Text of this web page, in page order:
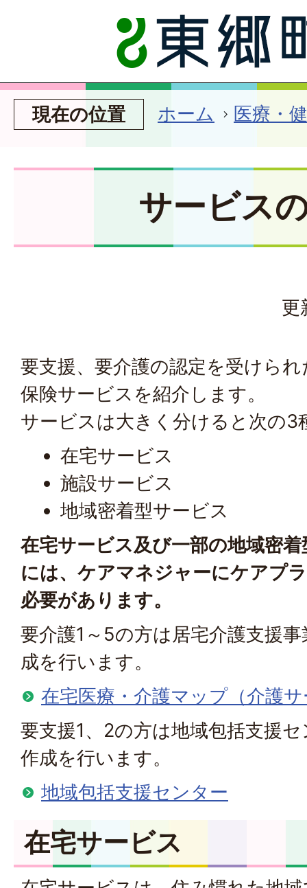
現在の位置 ホーム 医療・
サービス
更
要支援、要介護の認定を受けら
保険サービスを紹介します。
サービスは大きく分けると次の3
在宅サービス
施設サービス
地域密着型サービス
在宅サービス及び一部の地域密
には、ケアマネジャーにケアプ
必要があります。
要介護1～5の方は居宅介護支援
成を行います。
在宅医療・介護マップ（介護
要支援1、2の方は地域包括支援
作成を行います。
地域包括支援センター
在宅サービス